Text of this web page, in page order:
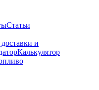
Статьи
и
Калькулятор